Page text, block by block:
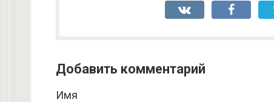
Добавить комментарий
Имя